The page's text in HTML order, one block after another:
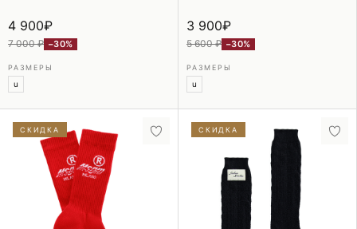
4 900₽
7 000 ₽ −30%
РАЗМЕРЫ
u
3 900₽
5 600 ₽ −30%
РАЗМЕРЫ
u
СКИДКА СКИДКА